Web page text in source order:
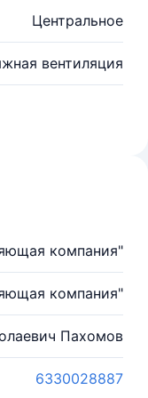
Центральное
вентиляция
компания"
компания"
Пахомов
6330028887